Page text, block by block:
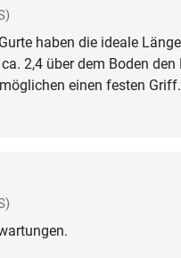
haben die ideale
2,4 über dem Boden
einen festen Griff.